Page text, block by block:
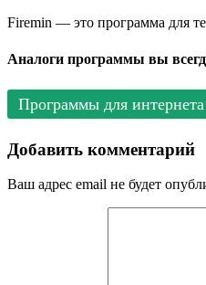
Firemin — это программа для
Аналоги программы вы
Программы для интернета
Добавить комментарий
Ваш адрес email не будет